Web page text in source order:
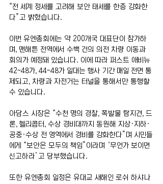
“전 세계 정세를 고려해 보안 태세를 한층 강화한
다”고 밝혔습니다.
이번 유엔총회에는 약 200개국 대표단이 참가하
며, 맨해튼 전역에서 수백 건의 의전 차량 이동과
회의가 예정돼 있습니다. 이에 따라 퍼스트 애비뉴
42~48가, 44~48가 일대는 행사 기간 매일 전면 통
제되고, 차량과 자전거는 터널을 통해서만 통행할
수 있습니다.
아담스 시장은 “수천 명의 경찰, 폭발물 탐지견, 드
론, 헬리콥터, 수상 경비대까지 동원해 지상·지하·
공중·수상 전 영역에서 경비를 강화한다”며 시민들
에게 “보안은 모두의 책임”이라며 ‘무언가 보이면
신고하라’고 당부했습니다.
또한 유엔총회 일정은 유대교 새해인 로쉬 하샤나